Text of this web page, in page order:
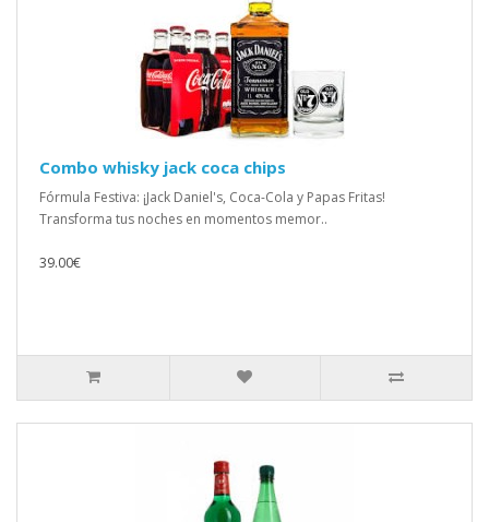
Combo whisky jack coca chips
Fórmula Festiva: ¡Jack Daniel's, Coca-Cola y Papas Fritas!
Transforma tus noches en momentos memor..
39.00€